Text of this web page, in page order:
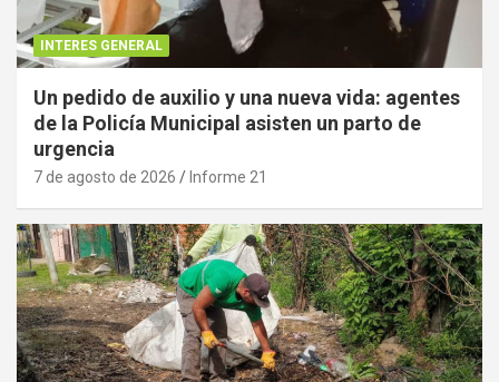
INTERES GENERAL
Un pedido de auxilio y una nueva vida: agentes
de la Policía Municipal asisten un parto de
urgencia
7 de agosto de 2026 Informe 21